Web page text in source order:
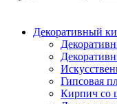
Декоративный
Гипсовая
Кирпич со